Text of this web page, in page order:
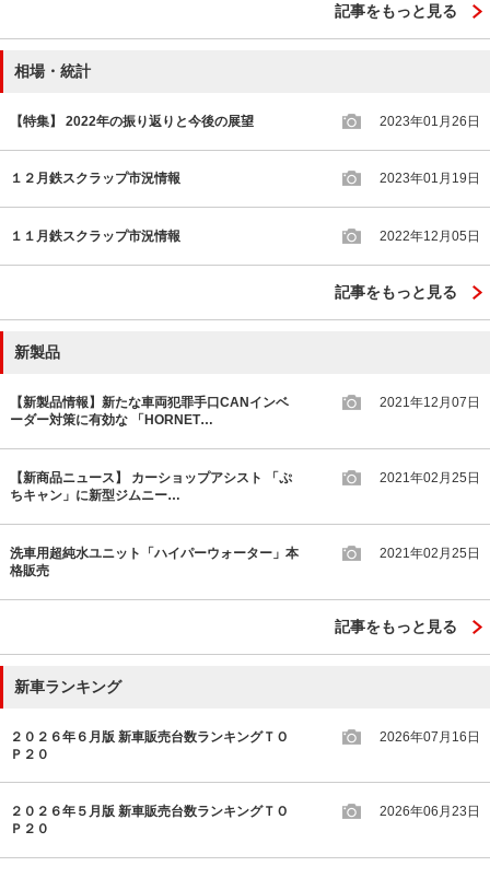
記事をもっと見る
相場・統計
【特集】 2022年の振り返りと今後の展望 2023年01月26日
１２月鉄スクラップ市況情報 2023年01月19日
１１月鉄スクラップ市況情報 2022年12月05日
記事をもっと見る
新製品
【新製品情報】新たな車両犯罪手口CANインベ
ーダー対策に有効な 「HORNET…
2021年12月07日
【新商品ニュース】 カーショップアシスト 「ぷ
ちキャン」に新型ジムニー…
2021年02月25日
洗車用超純水ユニット「ハイパーウォーター」本
格販売
2021年02月25日
記事をもっと見る
新車ランキング
２０２６年６月版 新車販売台数ランキングＴＯ
Ｐ２０
2026年07月16日
２０２６年５月版 新車販売台数ランキングＴＯ
Ｐ２０
2026年06月23日